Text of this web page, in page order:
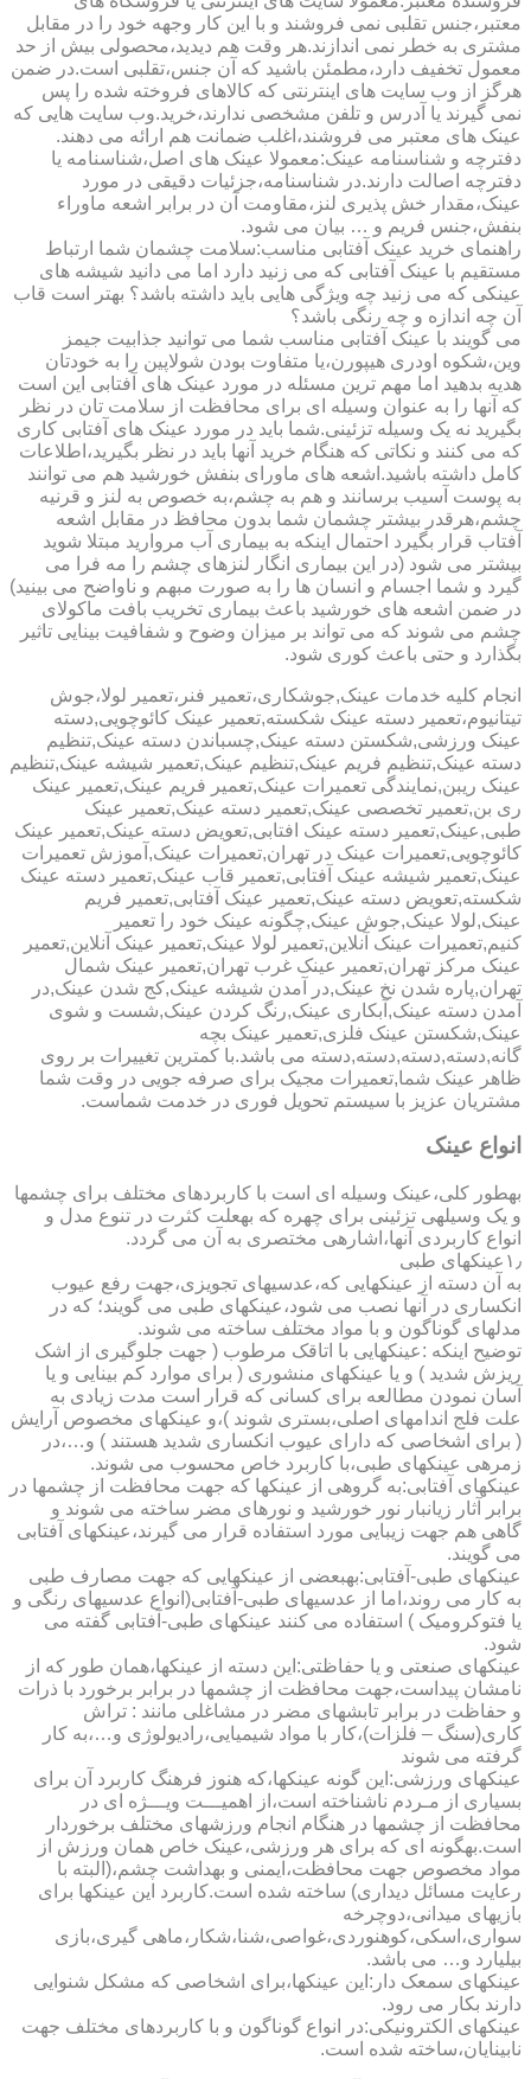
معتبر،جنس تقلبی نمی فروشند و با این کار وجهه خود را در مقابل
مشتری به خطر نمی اندازند.هر وقت هم دیدید،محصولی بیش از حد
معمول تخفیف دارد،مطمئن باشید که آن جنس،تقلبی است.در ضمن
هرگز از وب سایت های اینترنتی که کالاهای فروخته شده را پس
نمی گیرند یا آدرس و تلفن مشخصی ندارند،خرید.وب سایت هایی که
عینک های معتبر می فروشند،اغلب ضمانت هم ارائه می دهند.
دفترچه و شناسنامه عینک:معمولا عینک های اصل،شناسنامه یا
دفترچه اصالت دارند.در شناسنامه،جزئیات دقیقی در مورد
عینک،مقدار خش پذیری لنز،مقاومت آن در برابر اشعه ماوراء
بنفش،جنس فریم و … بیان می شود.
راهنمای خرید عینک آفتابی مناسب:سلامت چشمان شما ارتباط
مستقیم با عینک آفتابی که می زنید دارد اما می دانید شیشه های
عینکی که می زنید چه ویژگی هایی باید داشته باشد؟ بهتر است قاب
آن چه اندازه و چه رنگی باشد؟
می گویند با عینک آفتابی مناسب شما می توانید جذابیت جیمز
وین،شکوه اودری هیپورن،یا متفاوت بودن شولاپین را به خودتان
هدیه بدهید اما مهم ترین مسئله در مورد عینک های آفتابی این است
که آنها را به عنوان وسیله ای برای محافظت از سلامت تان در نظر
بگیرید نه یک وسیله تزئینی.شما باید در مورد عینک های آفتابی کاری
که می کنند و نکاتی که هنگام خرید آنها باید در نظر بگیرید،اطلاعات
کامل داشته باشید.اشعه های ماورای بنفش خورشید هم می توانند
به پوست آسیب برسانند و هم به چشم،به خصوص به لنز و قرنیه
چشم،هرقدر بیشتر چشمان شما بدون محافظ در مقابل اشعه
آفتاب قرار بگیرد احتمال اینکه به بیماری آب مروارید مبتلا شوید
بیشتر می شود (در این بیماری انگار لنزهای چشم را مه فرا می
گیرد و شما اجسام و انسان ها را به صورت مبهم و ناواضح می بینید)
در ضمن اشعه های خورشید باعث بیماری تخریب بافت ماکولای
چشم می شوند که می تواند بر میزان وضوح و شفافیت بینایی تاثیر
بگذارد و حتی باعث کوری شود.
انجام کلیه خدمات عینک,جوشکاری،تعمیر فنر،تعمیر لولا،جوش
تیتانیوم،تعمیر دسته عینک شکسته,تعمیر عینک کائوچویی,دسته
عینک ورزشی,شکستن دسته عینک,چسباندن دسته عینک,تنظیم
دسته عینک,تنظیم فریم عینک,تنظیم عینک,تعمیر شیشه عینک,تنظیم
عینک ریبن,نمایندگی تعمیرات عینک,تعمیر فریم عینک,تعمیر عینک
ری بن,تعمیر تخصصی عینک,تعمیر دسته عینک,تعمیر عینک
طبی,عینک,تعمیر دسته عینک افتابی,تعویض دسته عینک,تعمیر عینک
کائوچویی,تعمیرات عینک در تهران,تعمیرات عینک,آموزش تعمیرات
عینک,تعمیر شیشه عینک آفتابی,تعمیر قاب عینک,تعمیر دسته عینک
شکسته,تعویض دسته عینک,تعمیر عینک آفتابی,تعمیر فریم
عینک,لولا عینک,جوش عینک,چگونه عینک خود را تعمیر
کنیم,تعمیرات عینک آنلاین,تعمیر لولا عینک,تعمیر عینک آنلاین,تعمیر
عینک مرکز تهران,تعمیر عینک غرب تهران,تعمیر عینک شمال
تهران,پاره شدن نخ عینک,در آمدن شیشه عینک,کج شدن عینک,در
آمدن دسته عینک,آبکاری عینک,رنگ کردن عینک,شست و شوی
عینک,شکستن عینک فلزی,تعمیر عینک بچه
گانه,دسته,دسته,دسته,دسته می باشد.با کمترین تغییرات بر روی
ظاهر عینک شما,تعمیرات مجیک برای صرفه جویی در وقت شما
مشتریان عزیز با سیستم تحویل فوری در خدمت شماست.
انواع عینک
به­طور کلی،عینک وسیله ای است با کاربردهای مختلف برای چشمها
و یک وسیله­ی تزئینی برای چهره که به­علت کثرت در تنوع مدل و
انواع کاربردی آنها،اشاره­ی مختصری به آن می گردد.
۱٫عینکهای طبی
به آن دسته از عینکهایی که،عدسیهای تجویزی،جهت رفع عیوب
انکساری در آنها نصب می شود،عینکهای طبی می گویند؛ که در
مدلهای گوناگون و با مواد مختلف ساخته می شوند.
توضیح اینکه :عینکهایی با اتاقک مرطوب ( جهت جلوگیری از اشک
ریزش شدید ) و یا عینکهای منشوری ( برای موارد کم بینایی و یا
آسان نمودن مطالعه برای کسانی که قرار است مدت زیادی به
علت فلج اندامهای اصلی،بستری شوند )،و عینکهای مخصوص آرایش
( برای اشخاصی که دارای عیوب انکساری شدید هستند ) و…،در
زمره­ی عینکهای طبی،با کاربرد خاص محسوب می شوند.
عینکهای آفتابی:به گروهی از عینکها که جهت محافظت از چشمها در
برابر آثار زیانبار نور خورشید و نورهای مضر ساخته می شوند و
گاهی هم جهت زیبایی مورد استفاده قرار می گیرند،عینکهای آفتابی
می گویند.
عینکهای طبی-آفتابی:به­بعضی از عینکهایی که جهت مصارف طبی
به کار می روند،اما از عدسیهای طبی-آفتابی(انواع عدسیهای رنگی و
یا فتوکرومیک ) استفاده می کنند عینکهای طبی-آفتابی گفته می
شود.
عینکهای صنعتی و یا حفاظتی:این دسته از عینکها،همان طور که از
نامشان پیداست،جهت محافظت از چشمها در برابر برخورد با ذرات
و حفاظت در برابر تابشهای مضر در مشاغلی مانند : تراش
کاری(سنگ – فلزات)،کار با مواد شیمیایی،رادیولوژی و…،به کار
گرفته می شوند
عینکهای ورزشی:این گونه عینکها،که هنوز فرهنگ کاربرد آن برای
بسیاری از مـردم ناشناخته است،از اهمیـــت ویـــژه ای در
محافظت از چشمها در هنگام انجام ورزشهای مختلف برخوردار
است.به­گونه ای که برای هر ورزشی،عینک خاص همان ورزش از
مواد مخصوص جهت محافظت،ایمنی و بهداشت چشم،(البته با
رعایت مسائل دیداری) ساخته شده است.کاربرد این عینکها برای
بازیهای میدانی،دوچرخه
سواری،اسکی،کوهنوردی،غواصی،شنا،شکار،ماهی گیری،بازی
بیلیارد و… می باشد.
عینکهای سمعک دار:این عینکها،برای اشخاصی که مشکل شنوایی
دارند بکار می رود.
عینکهای الکترونیکی:در انواع گوناگون و با کاربردهای مختلف جهت
نابینایان،ساخته شده است.